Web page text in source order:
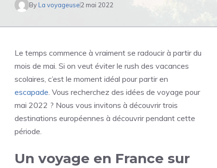
By La voyageuse2 mai 2022
Le temps commence à vraiment se radoucir à partir du
mois de mai. Si on veut éviter le rush des vacances
scolaires, c’est le moment idéal pour partir en
escapade. Vous recherchez des idées de voyage pour
mai 2022 ? Nous vous invitons à découvrir trois
destinations européennes à découvrir pendant cette
période.
Un voyage en France sur